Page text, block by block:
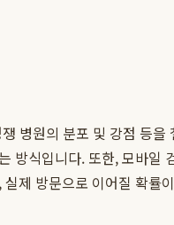
병원의 분포 및 강점 등
식입니다. 또한, 모바
제 방문으로 이어질 확